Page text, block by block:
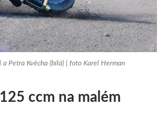
a Petra Kvěcha (bílá) | foto Karel Herman
ccm na malém